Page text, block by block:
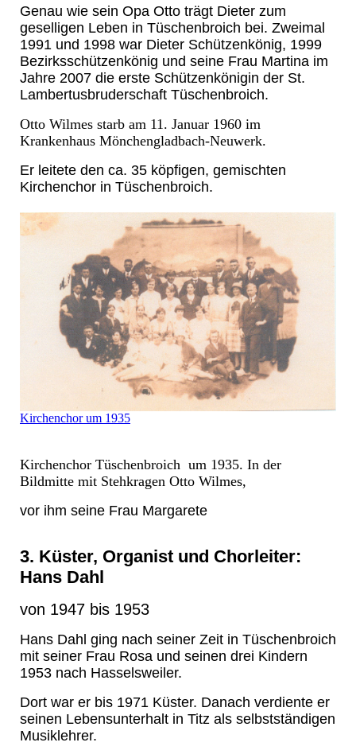
Genau wie sein Opa Otto trägt Dieter zum
geselligen Leben in Tüschenbroich bei. Zweimal
1991 und 1998 war Dieter Schützenkönig, 1999
Bezirksschützenkönig und seine Frau Martina im
Jahre 2007 die erste Schützenkönigin der St.
Lambertusbruderschaft Tüschenbroich.
Otto Wilmes starb am 11. Januar 1960 im
Krankenhaus Mönchengladbach-Neuwerk.
Er leitete den ca. 35 köpfigen, gemischten
Kirchenchor in Tüschenbroich.
Kirchenchor um 1935
Kirchenchor Tüschenbroich um 1935. In der
Bildmitte mit Stehkragen Otto Wilmes,
vor ihm seine Frau Margarete
3. Küster, Organist und Chorleiter:
Hans Dahl
von 1947 bis 1953
Hans Dahl ging nach seiner Zeit in Tüschenbroich
mit seiner Frau Rosa und seinen drei Kindern
1953 nach Hasselsweiler.
Dort war er bis 1971 Küster. Danach verdiente er
seinen Lebensunterhalt in Titz als selbstständigen
Musiklehrer.